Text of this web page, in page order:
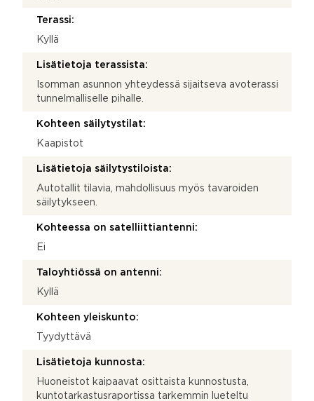
Terassi:
Kyllä
Lisätietoja terassista:
Isomman asunnon yhteydessä sijaitseva avoterassi
tunnelmalliselle pihalle.
Kohteen säilytystilat:
Kaapistot
Lisätietoja säilytystiloista:
Autotallit tilavia, mahdollisuus myös tavaroiden
säilytykseen.
Kohteessa on satelliittiantenni:
Ei
Taloyhtiössä on antenni:
Kyllä
Kohteen yleiskunto:
Tyydyttävä
Lisätietoja kunnosta:
Huoneistot kaipaavat osittaista kunnostusta,
kuntotarkastusraportissa tarkemmin lueteltu